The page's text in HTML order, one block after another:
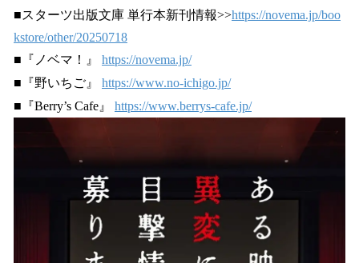
込
み
中
で
す
■スターツ出版文庫 単行本新刊情報>>https://novema.jp/boo
kstore/other/20250718
■『ノベマ！』 https://novema.jp/
■『野いちご』 https://www.no-ichigo.jp/
■『Berry’s Cafe』 https://www.berrys-cafe.jp/